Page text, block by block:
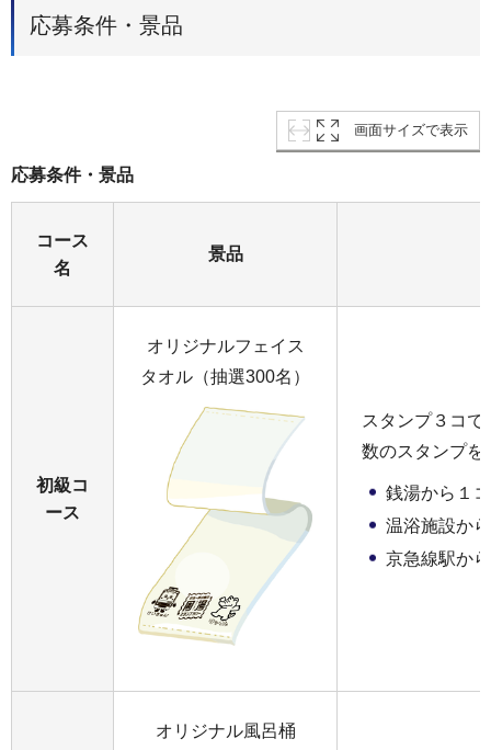
応募条件・景品
画面サイズで表示
応募条件・景品
コース
名
景品
初級コ
ース
オリジナルフェイス
タオル（抽選300名）
スタンプ３コ
数のスタンプを
銭湯から１コ
温浴施設か
京急線駅か
オリジナル風呂桶